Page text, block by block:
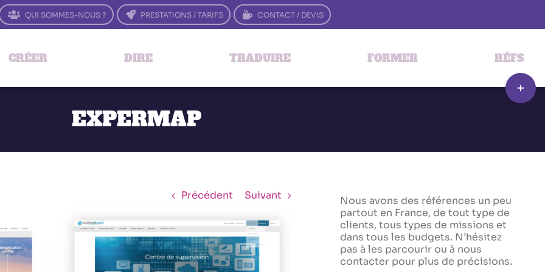
QUI SOMMES-NOUS ? PRESTATIONS / TARIFS CONTACT / DEVIS
CRÉER DIRE TRADUIRE FORMER RÉFS
EXPERMAP
Précédent
Suivant
Nous avons des références un peu
partout en France, de tout type de
clients, tous types de missions et
dans tous les budgets. N’hésitez
pas à les parcourir ou à nous
contacter pour plus de précisions.
Bascule
de
la
barre